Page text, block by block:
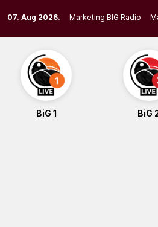
to
content
07. Aug 2026. Marketing BIG Radio
BiG 1 BiG